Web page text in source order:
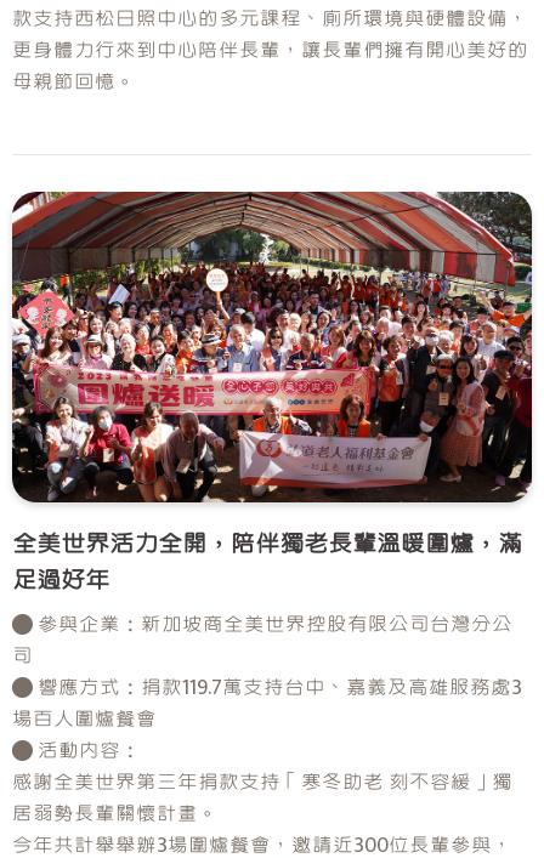
款支持西松日照中心的多元課程、廁所環境與硬體設備，
更身體力行來到中心陪伴長輩，讓長輩們擁有開心美好的
母親節回憶。
全美世界活力全開，陪伴獨老長輩溫暖圍爐，滿
足過好年
● 參與企業：新加坡商全美世界控股有限公司台灣分公
司
● 響應方式：捐款119.7萬支持台中、嘉義及高雄服務處3
場百人圍爐餐會
● 活動內容：
感謝全美世界第三年捐款支持「寒冬助老 刻不容緩」獨
居弱勢長輩關懷計畫。
今年共計舉舉辦3場圍爐餐會，邀請近300位長輩參與，